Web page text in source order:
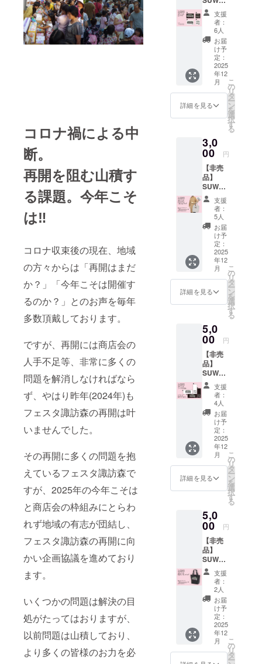
コロナ禍による中
断。
再開を阻む山積す
る課題。今年こそ
は‼️
コロナ収束後の現在、地域
の方々からは「再開はまだ
か？」「今年こそは開催す
るのか？」とのお声を毎年
多数頂戴しております。
ですが、再開には商店会の
人手不足等、非常に多くの
問題を解消しなければなら
ず、やはり昨年(2024年)も
フェスタ諏訪森の再開は叶
いませんでした。
その再開に多くの問題を抱
えているフェスタ諏訪森で
すが、2025年の今年こそは
と商店会の枠組みにとらわ
れず地域の有志が団結し、
フェスタ諏訪森の再開に向
かい企画協議を進めており
ます。
いくつかの問題は解決の目
処がたってはおりますが、
以前問題は山積しており、
より多くの皆様のお力を必
OMORI
オリジ
ナル缶
バッジ
─────
────
❶【非
売品】
SUWAN
OMORI
オリジ
ナル缶
バッジ
状（郵
送） ❸
実行委
員会
ホーム
ページ
への御
芳名掲
─────
────
❶ 諏訪
ノ森旧
駅舎の
ステン
ドグラ
スをあ
【オリ
ジナル
缶バッ
ジ(非売
品)】を
お贈り
しま
す。 ご
希望の
デザイ
ンをお
選び頂
けま
す。 ❷
ささや
かなが
ら御礼
りしま
す。 ❸
お名前
を実行
委員会
ホーム
ページ
にて掲
載させ
て頂き
ます。
・掲載
期間：
2025年
11月下
支援
者：
6人
お届
け予
定：
2025
年12
月
詳細を見る
こ
の
リ
タ
ー
ン
を
選
択
す
る
3,0
00 円
【非売
品】
SUWAN
OMORI
オリジ
ナル折
りたた
みマル
シェ
バッグ
─────
────
❶【非
売品】
SUWAN
OMORI
ナル折
りたた
みマル
シェ
バッグ
❷ 御礼
状（郵
送） ❸
実行委
員会
ホーム
ページ
への御
芳名掲
─────
────
ステン
ドグラ
スをあ
しらっ
たデザ
インの
【オリ
ジナル
折りた
たみマ
ルシェ
バッグ
(非売
品)】を
お贈り
しま
支援
者：
5人
お届
け予
定：
2025
年12
月
詳細を見る
こ
の
リ
タ
ー
ン
を
選
択
す
る
5,0
00 円
【非売
品】
SUWAN
OMORI
オリジ
ナルタ
オル
─────
────
❶【非
売品】
SUWAN
OMORI
オリジ
ナルタ
オル ❷
（郵
送） ❸
実行委
員会
ホーム
ページ
への御
芳名掲
─────
────
❶ 諏訪
ノ森旧
駅舎の
ステン
ドグラ
支援
者：
4人
お届
け予
定：
2025
年12
月
詳細を見る
こ
の
リ
タ
ー
ン
を
選
択
す
る
5,0
00 円
【非売
品】
SUWAN
OMORI
オリジ
ナル厚
手コッ
トン
バッグ
─────
────
❶【非
売品】
支援
者：
2人
お届
け予
定：
2025
年12
月
こ
の
リ
タ
ー